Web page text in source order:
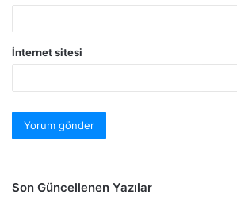
İnternet sitesi
Son Güncellenen Yazılar